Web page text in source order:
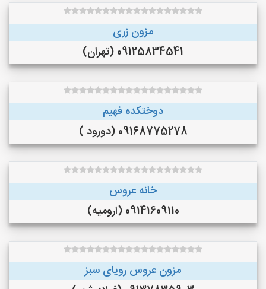
مزون زری
09125834541 (تهران)
دوختکده فهیم
09168775278 (دورود )
خانه عروس
09141609110 (ارومیه)
مزون عروس رویای سبز